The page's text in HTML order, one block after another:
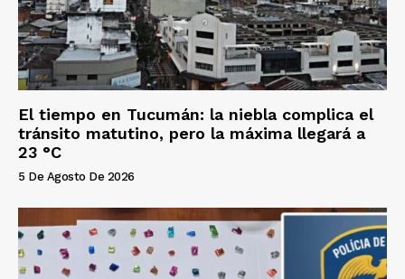
El tiempo en Tucumán: la niebla complica el
tránsito matutino, pero la máxima llegará a
23 °C
5 De Agosto De 2026